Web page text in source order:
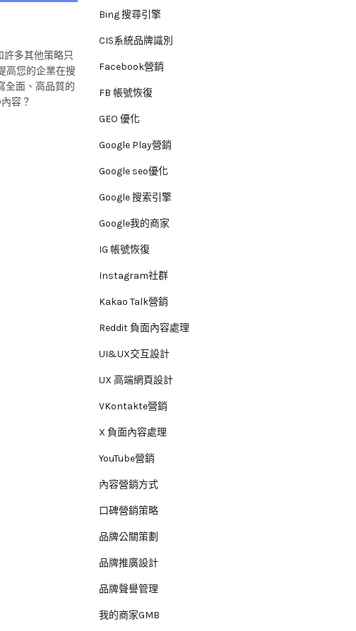
多其他策略只
高您的企業在搜
全面、高品質的
容？
Bing 搜尋引擎
CIS系統品牌識別
Facebook營銷
FB 帳號恢復
GEO 優化
Google Play營銷
Google seo優化
Google 搜索引擎
Google我的商家
IG 帳號恢復
Instagram社群
Kakao Talk營銷
Reddit 負面內容處理
UI&UX交互設計
UX 高端網頁設計
VKontakte營銷
X 負面內容處理
YouTube營銷
內容營銷方式
口碑營銷策略
品牌公關策劃
品牌推廣設計
品牌聲譽管理
我的商家GMB